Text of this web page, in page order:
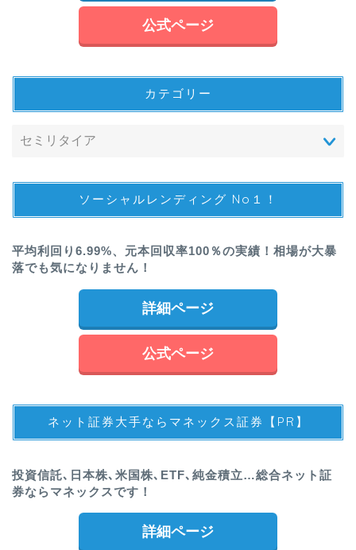
公式ページ
カテゴリー
ソーシャルレンディング No１！
平均利回り6.99%、元本回収率100％の実績！相場が大暴
落でも気になりません！
詳細ページ
公式ページ
ネット証券大手ならマネックス証券【PR】
投資信託､日本株､米国株､ETF､純金積立…総合ネット証
券ならマネックスです！
詳細ページ